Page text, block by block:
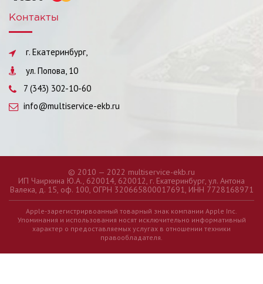
Контакты
г. Екатеринбург,
ул. Попова, 10
7 (343) 302-10-60
info@multiservice-ekb.ru
© 2010 — 2022 multiservice-ekb.ru
ИП Чаиркина Ю.А., 620014, 620012, г. Екатеринбург, ул. Антона
Валека, д. 15, оф. 100, ОГРН 320665800017691, ИНН 7728168971
Apple-зарегистрирвоанный товарный знак компании Apple Inc.
Упоминания и использования носят исключительно информативный
характер о предоставляемых услугах в отношении техники
правообладателя.